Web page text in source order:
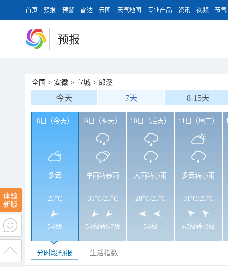
首页 预报 预警 雷达 云图 天气地图 专业产品 资讯 视频 节气
预报
全国 > 安徽 > 宣城 > 郎溪
今天 7天 8-15天
8日（今天）
多云
26℃
5-6级
9日（明天）
中雨转暴雨
31℃/25℃
5-6级转6-7级
10日（后天）
大雨转小雨
28℃/25℃
5-6级
11日（周二）
多云转小雨
31℃/26℃
4-5级转<3级
分时段预报 生活指数